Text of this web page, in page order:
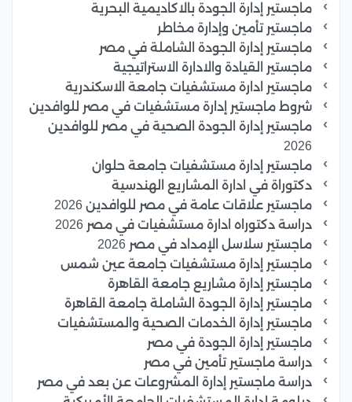
ماجستير إدارة الجودة بالاكاديمية البحرية
ماجستير تأمين وإدارة مخاطر
ماجستير إدارة الجودة الشاملة في مصر
ماجستير القيادة والادارة الاستراتيجية
ماجستير ادارة مستشفيات جامعة الاسكندرية
شروط ماجستير إدارة مستشفيات في مصر للوافدين
ماجستير إدارة الجودة الصحية في مصر للوافدين
2026
ماجستير إدارة مستشفيات جامعة حلوان
دكتوراة في ادارة المشاريع الهندسية
ماجستير علاقات عامة في مصر للوافدين 2026
دراسة دكتوراه ادارة مستشفيات في مصر 2026
ماجستير سلاسل الإمداد في مصر 2026
ماجستير إدارة مستشفيات جامعة عين شمس
ماجستير إدارة مشاريع جامعة القاهرة
ماجستير إدارة الجودة الشاملة جامعة القاهرة
ماجستير إدارة الخدمات الصحية والمستشفيات
ماجستير إدارة الجودة في مصر
دراسة ماجستير تأمين في مصر
دراسة ماجستير إدارة المشروعات عن بعد في مصر